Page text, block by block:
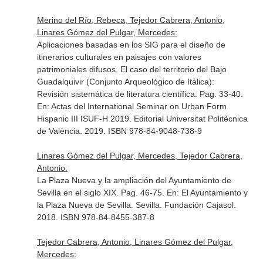
Merino del Río, Rebeca, Tejedor Cabrera, Antonio,
Linares Gómez del Pulgar, Mercedes:
Aplicaciones basadas en los SIG para el diseño de
itinerarios culturales en paisajes con valores
patrimoniales difusos. El caso del territorio del Bajo
Guadalquivir (Conjunto Arqueológico de Itálica):
Revisión sistemática de literatura científica. Pag. 33-40.
En: Actas del International Seminar on Urban Form
Hispanic III ISUF-H 2019 . Editorial Universitat Politècnica
de València. 2019. ISBN 978-84-9048-738-9
Linares Gómez del Pulgar, Mercedes, Tejedor Cabrera,
Antonio:
La Plaza Nueva y la ampliación del Ayuntamiento de
Sevilla en el siglo XIX. Pag. 46-75. En: El Ayuntamiento y
la Plaza Nueva de Sevilla . Sevilla. Fundación Cajasol.
2018. ISBN 978-84-8455-387-8
Tejedor Cabrera, Antonio, Linares Gómez del Pulgar,
Mercedes: